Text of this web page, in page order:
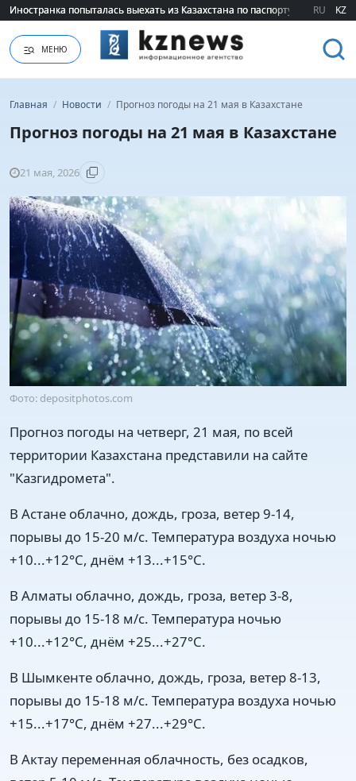
Иностранка попыталась выехать из Казахстана по паспорту сестры
Иностранка попыталась выехать из Казахстана по паспорту сестры
RU KZ
МЕНЮ
Главная / Новости / Прогноз погоды на 21 мая в Казахстане
Прогноз погоды на 21 мая в Казахстане
21 мая, 2026
Фото: depositphotos.com
Прогноз погоды на четверг, 21 мая, по всей
территории Казахстана представили на сайте
"Казгидромета".
В Астане облачно, дождь, гроза, ветер 9-14,
порывы до 15-20 м/с. Температура воздуха ночью
+10...+12°C, днём +13...+15°C.
В Алматы облачно, дождь, гроза, ветер 3-8,
порывы до 15-18 м/с. Температура ночью
+10...+12°C, днём +25...+27°C.
В Шымкенте облачно, дождь, гроза, ветер 8-13,
порывы до 15-18 м/с. Температура воздуха ночью
+15...+17°C, днём +27...+29°C.
В Актау переменная облачность, без осадков,